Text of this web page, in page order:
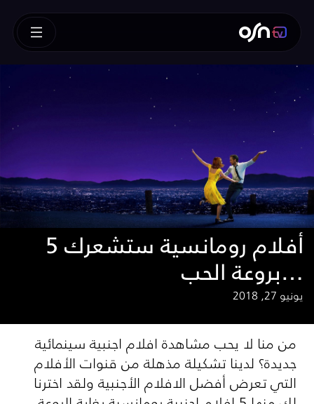
5 أفلام رومانسية ستشعرك
بروعة الحب…
يونيو 27, 2018
من منا لا يحب مشاهدة افلام اجنبية سينمائية
جديدة؟ لدينا تشكيلة مذهلة من قنوات الأفلام
التي تعرض أفضل الافلام الأجنبية ولقد اخترنا